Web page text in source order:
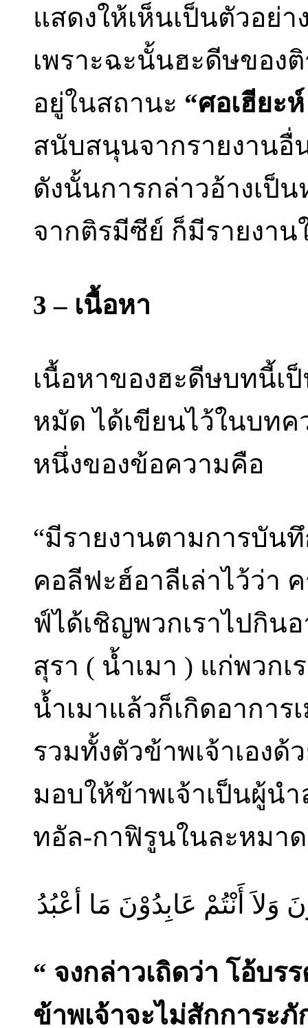
แสดงให้เห็นเป็นตัวอย่า
เพราะฉะนั้นฮะดีษของ
อยู่ในสถานะ “ศอเฮียะ
สนับสนุนจากรายงานอื่
ดังนั้นการกล่าวอ้างเป็
จากติรมีซีย์ ก็มีรายงา
3 – เนื้อหา
เนื้อหาของฮะดีษบทนี้เ
หมัด ได้เขียนไว้ในบท
หนึ่งของข้อความคือ
“มีรายงานตามการบัน
คอลีฟะฮ์อาลีเล่าไว้ว่า
ฟ์ได้เชิญพวกเราไปกิน
สุรา ( น้ำเมา ) แก่พวก
น้ำเมาแล้วก็เกิดอากา
รวมทั้งตัวข้าพเจ้าเอง
มอบให้ข้าพเจ้าเป็นผู้น
ทอัล-กาฟิรูนในละหมา
وَلاَ أَنْتُمْ عَابِدُوْنَ مَا أعْبُدُ
“ จงกล่าวเถิดว่า โอ้บ
ข้าพเจ้าจะไม่สักการะ